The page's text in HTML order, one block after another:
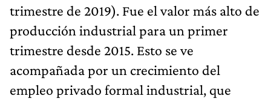
trimestre de 2019). Fue el valor más alto de
producción industrial para un primer
trimestre desde 2015. Esto se ve
acompañada por un crecimiento del
empleo privado formal industrial, que